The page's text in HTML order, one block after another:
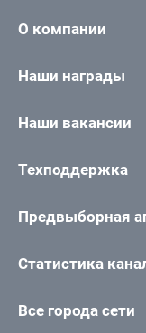
О компании
Наши награды
Наши вакансии
Техподдержка
Предвыборная
Статистика
Все города сети